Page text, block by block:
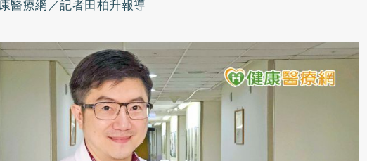
療網／記者田柏升報導